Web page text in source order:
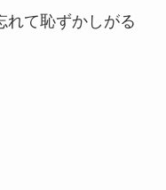
れて恥ずかしがる